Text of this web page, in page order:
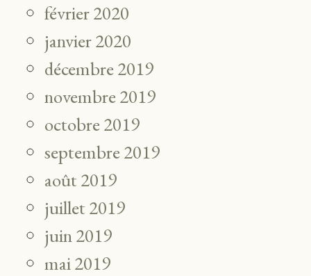
février 2020
janvier 2020
décembre 2019
novembre 2019
octobre 2019
septembre 2019
août 2019
juillet 2019
juin 2019
mai 2019